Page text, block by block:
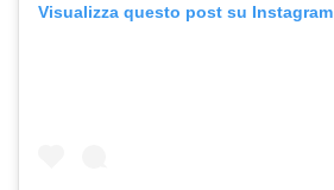
Visualizza questo post su Instagram